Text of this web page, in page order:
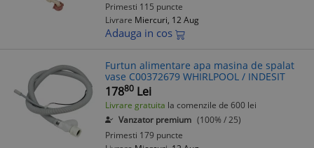
Primesti 115 puncte
Livrare Miercuri, 12 Aug
Adauga in cos
Furtun alimentare apa masina de spalat
vase C00372679 WHIRLPOOL / INDESIT
17880 Lei
Livrare gratuita la comenzile de 600 lei
Vanzator premium (100% / 25)
Primesti 179 puncte